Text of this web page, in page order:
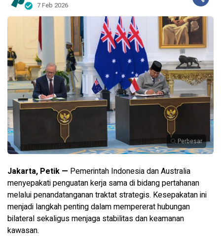
7 Feb 2026
Perbesar
Jakarta, Petik — Pemerintah Indonesia dan Australia
menyepakati penguatan kerja sama di bidang pertahanan
melalui penandatanganan traktat strategis. Kesepakatan ini
menjadi langkah penting dalam mempererat hubungan
bilateral sekaligus menjaga stabilitas dan keamanan
kawasan.